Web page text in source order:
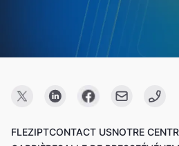
FLEZIPTCONTACT USNOTRE